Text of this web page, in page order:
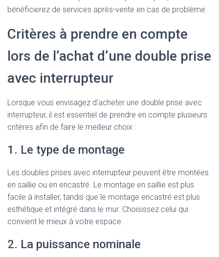
bénéficierez de services après-vente en cas de problème.
Critères à prendre en compte
lors de l’achat d’une double prise
avec interrupteur
Lorsque vous envisagez d’acheter une double prise avec
interrupteur, il est essentiel de prendre en compte plusieurs
critères afin de faire le meilleur choix :
1. Le type de montage
Les doubles prises avec interrupteur peuvent être montées
en saillie ou en encastré. Le montage en saillie est plus
facile à installer, tandis que le montage encastré est plus
esthétique et intégré dans le mur. Choisissez celui qui
convient le mieux à votre espace.
2. La puissance nominale